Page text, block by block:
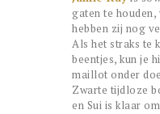
gaten te houden,
hebben zij nog
Als het straks te
beentjes, kun je
maillot onder
Zwarte tijdloze
en Sui is klaar